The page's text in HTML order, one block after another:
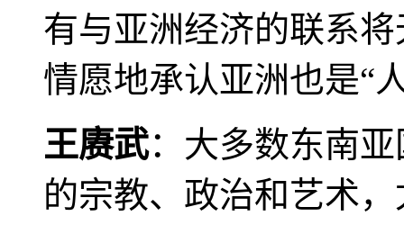
有与亚洲经济的联系
情愿地承认亚洲也是“
王赓武：大多数东南
的宗教、政治和艺术